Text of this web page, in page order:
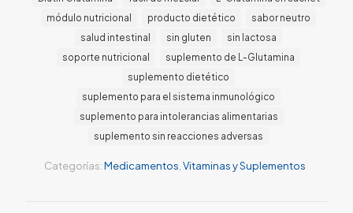
Categorías:Medicamentos Vitaminas y Suplementos
módulo nutricional
producto dietético
sabor neutro
salud intestinal
sin gluten
sin lactosa
soporte nutricional
suplemento de L-Glutamina
suplemento dietético
suplemento para el sistema inmunológico
suplemento para intolerancias alimentarias
suplemento sin reacciones adversas